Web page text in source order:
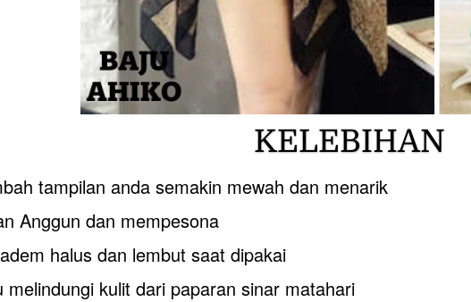
KELEBIHAN
tampilan anda semakin mewah dan menarik
Anggun dan mempesona
halus dan lembut saat dipakai
melindungi kulit dari paparan sinar matahari